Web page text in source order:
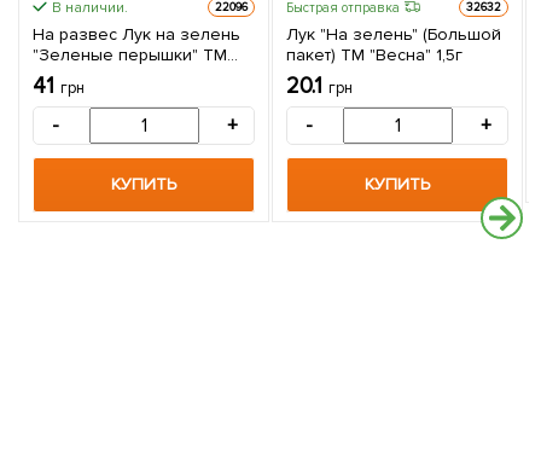
В наличии. 22096
На развес Лук на зелень
"Зеленые перышки" ТМ
"Весна" цена за 3г
41 грн
- +
КУПИТЬ
Быстрая отправка 32632
Лук "На зелень" (Большой
пакет) ТМ "Весна" 1,5г
20.1 грн
- +
КУПИТЬ